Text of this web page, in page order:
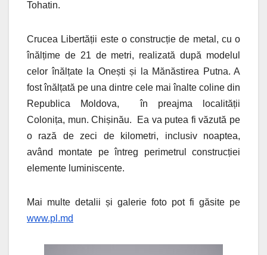
Tohatin.
Crucea Libertății este o construcție de metal, cu o
înălțime de 21 de metri, realizată după modelul
celor înălțate la Onești și la Mănăstirea Putna. A
fost înălțată pe una dintre cele mai înalte coline din
Republica Moldova, în preajma localității
Colonița, mun. Chișinău. Ea va putea fi văzută pe
o rază de zeci de kilometri, inclusiv noaptea,
având montate pe întreg perimetrul construcției
elemente luminiscente.
Mai multe detalii și galerie foto pot fi găsite pe
www.pl.md